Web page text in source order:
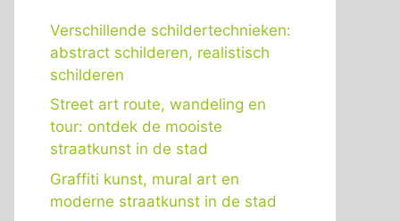
Verschillende schildertechnieken:
abstract schilderen, realistisch
schilderen
Street art route, wandeling en
tour: ontdek de mooiste
straatkunst in de stad
Graffiti kunst, mural art en
moderne straatkunst in de stad